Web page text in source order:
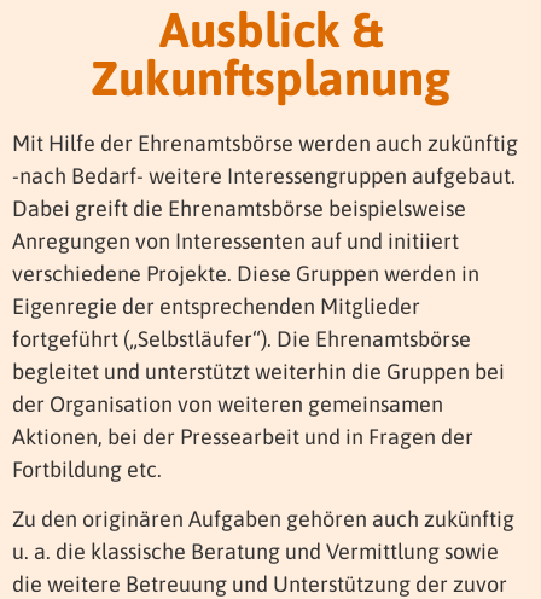
Ausblick &
Zukunftsplanung
Mit Hilfe der Ehrenamtsbörse werden auch zukünftig
-nach Bedarf- weitere Interessengruppen aufgebaut.
Dabei greift die Ehrenamtsbörse beispielsweise
Anregungen von Interessenten auf und initiiert
verschiedene Projekte. Diese Gruppen werden in
Eigenregie der entsprechenden Mitglieder
fortgeführt („Selbstläufer“). Die Ehrenamtsbörse
begleitet und unterstützt weiterhin die Gruppen bei
der Organisation von weiteren gemeinsamen
Aktionen, bei der Pressearbeit und in Fragen der
Fortbildung etc.
Zu den originären Aufgaben gehören auch zukünftig
u. a. die klassische Beratung und Vermittlung sowie
die weitere Betreuung und Unterstützung der zuvor